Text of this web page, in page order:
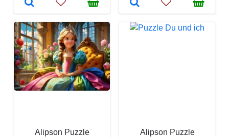
Alipson Puzzle
Alipson Puzzle